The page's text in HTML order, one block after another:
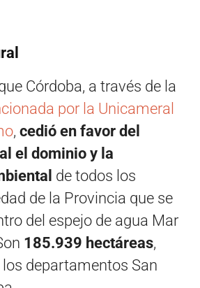
Córdoba, a través de la
por la Unicameral
, cedió en favor del
el dominio y la
de todos los
de la Provincia que se
del espejo de agua Mar
185.939 hectáreas,
departamentos San